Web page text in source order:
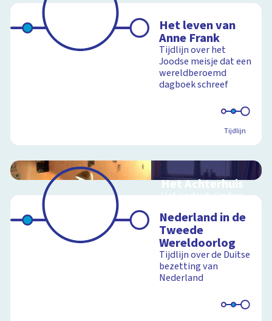
Het leven van
Anne Frank
Tijdlijn over het
Joodse meisje dat een
wereldberoemd
dagboek schreef
Tijdlijn
Het Achterhuis
Het onderduikadres
graden
Schoolplaat
Nederland in de
Tweede
Wereldoorlog
Tijdlijn over de Duitse
bezetting van
Nederland